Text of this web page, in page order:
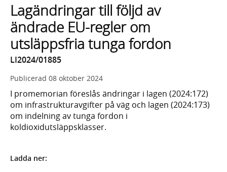
Lagändringar till följd av
ändrade EU-regler om
utsläppsfria tunga fordon
LI2024/01885
Publicerad 08 oktober 2024
I promemorian föreslås ändringar i lagen (2024:172)
om infrastrukturavgifter på väg och lagen (2024:173)
om indelning av tunga fordon i
koldioxidutsläppsklasser.
Ladda ner: